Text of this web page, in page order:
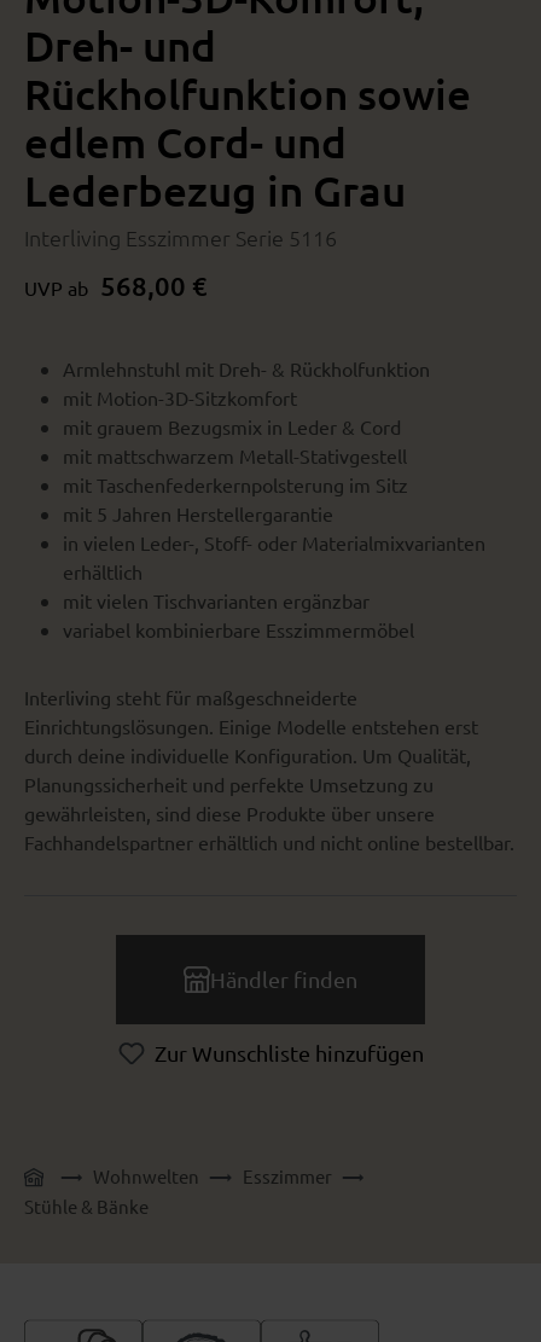
Dreh- und
Rückholfunktion sowie
edlem Cord- und
Lederbezug in Grau
Interliving Esszimmer Serie 5116
UVP ab 568,00 €
Armlehnstuhl mit Dreh- & Rückholfunktion
mit Motion-3D-Sitzkomfort
mit grauem Bezugsmix in Leder & Cord
mit mattschwarzem Metall-Stativgestell
mit Taschenfederkernpolsterung im Sitz
mit 5 Jahren Herstellergarantie
in vielen Leder-, Stoff- oder Materialmixvarianten
erhältlich
mit vielen Tischvarianten ergänzbar
variabel kombinierbare Esszimmermöbel
Interliving steht für maßgeschneiderte
Einrichtungslösungen. Einige Modelle entstehen erst
durch deine individuelle Konfiguration. Um Qualität,
Planungssicherheit und perfekte Umsetzung zu
gewährleisten, sind diese Produkte über unsere
Fachhandelspartner erhältlich und nicht online bestellbar.
Händler finden
Zur Wunschliste hinzufügen
Wohnwelten
Esszimmer
Stühle & Bänke